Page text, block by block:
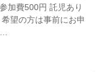
加費500円 託児あり
望の方は事前にお申